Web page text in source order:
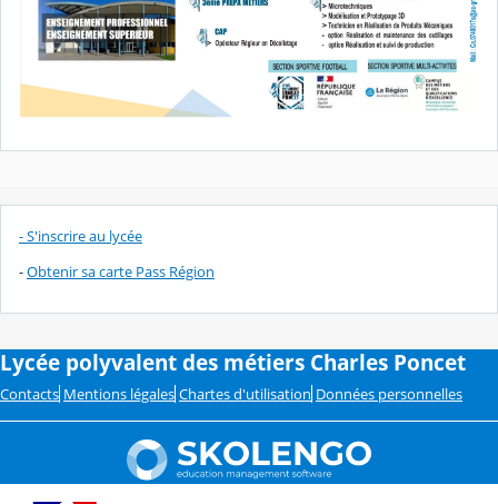
- S'inscrire au lycée
-Obtenir sa carte Pass Région
Lycée polyvalent des métiers Charles Poncet
Contacts Mentions légales Chartes d'utilisation Données personnelles